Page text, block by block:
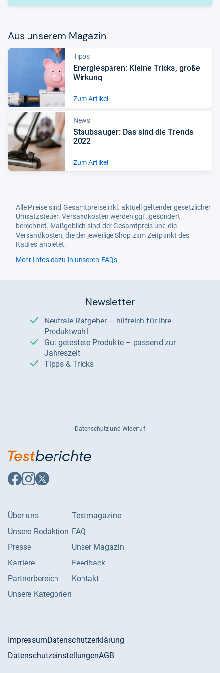
Aus unse­rem Maga­zin
Tipps
Ener­gie­spa­ren: Kleine Tricks, große
Wir­kung
Zum Artikel
News
Staub­sau­ger: Das sind die Trends
2022
Zum Artikel
Alle Preise sind Gesamtpreise inkl. aktuell geltender gesetzlicher
Umsatzsteuer. Versandkosten werden ggf. gesondert
berechnet. Maßgeblich sind der Gesamtpreis und die
Versandkosten, die der jeweilige Shop zum Zeitpunkt des
Kaufes anbietet.
Mehr Infos dazu in unseren FAQs
Newsletter
Neutrale Ratgeber – hilfreich für Ihre
Produktwahl
Gut getestete Produkte – passend zur
Jahreszeit
Tipps & Tricks
Datenschutz und Widerruf
Auf
Facebook
Auf
Instagram
Auf
X
Über uns
Unsere Redaktion
Presse
Karriere
Partnerbereich
Unsere Kategorien
Testmagazine
FAQ
Unser Magazin
Feedback
Kontakt
ImpressumDatenschutzerklärung
DatenschutzeinstellungenAGB